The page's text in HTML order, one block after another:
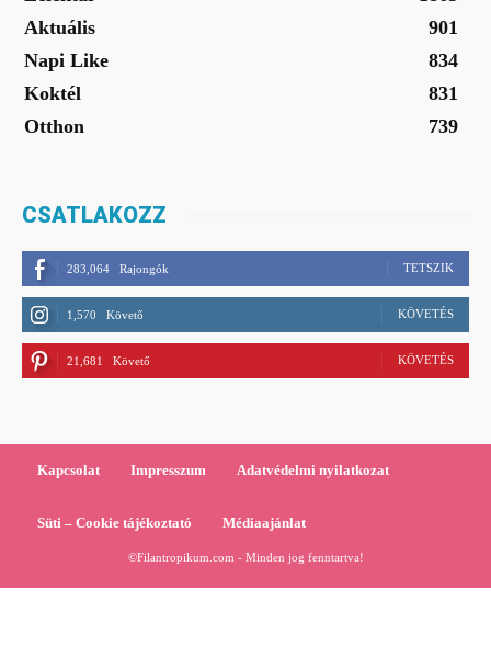
Aktuális
901
Napi Like
834
Koktél
831
Otthon
739
CSATLAKOZZ
283,064 Rajongók TETSZIK
1,570 Követő KÖVETÉS
21,681 Követő KÖVETÉS
Kapcsolat Impresszum Adatvédelmi nyilatkozat
Süti – Cookie tájékoztató Médiaajánlat
©Filantropikum.com - Minden jog fenntartva!